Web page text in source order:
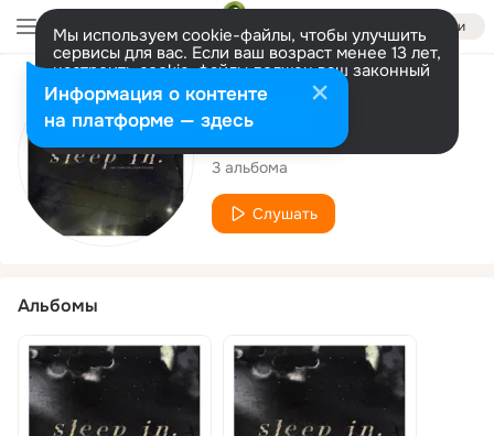
Войти
Мы используем cookie-файлы, чтобы улучшить
сервисы для вас. Если ваш возраст менее 13 лет,
настроить cookie-файлы должен ваш законный
представитель. Больше информации
Разрешить все Настроить
Исполнитель
Sleep In.
3 альбома
Слушать
Альбомы
Информация о контенте
на платформе — здесь